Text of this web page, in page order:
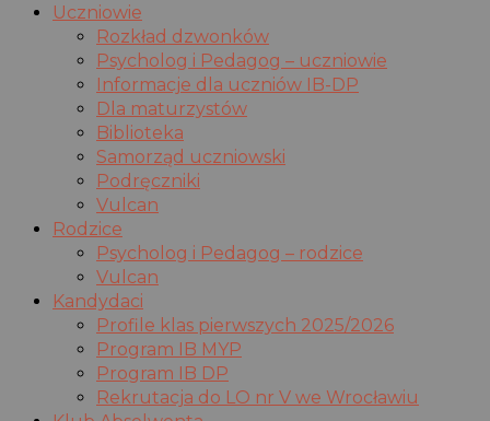
Uczniowie
Rozkład dzwonków
Psycholog i Pedagog – uczniowie
Informacje dla uczniów IB-DP
Dla maturzystów
Biblioteka
Samorząd uczniowski
Podręczniki
Vulcan
Rodzice
Psycholog i Pedagog – rodzice
Vulcan
Kandydaci
Profile klas pierwszych 2025/2026
Program IB MYP
Program IB DP
Rekrutacja do LO nr V we Wrocławiu